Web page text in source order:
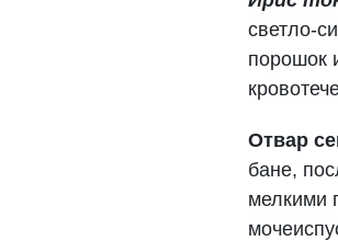
светло-
порошок
Отвар
бане,
мелкими